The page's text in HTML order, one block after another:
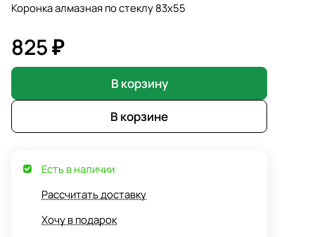
Коронка алмазная по стеклу 83х55
825 ₽
В корзину
В корзине
Есть в наличии
Рассчитать доставку
Хочу в подарок